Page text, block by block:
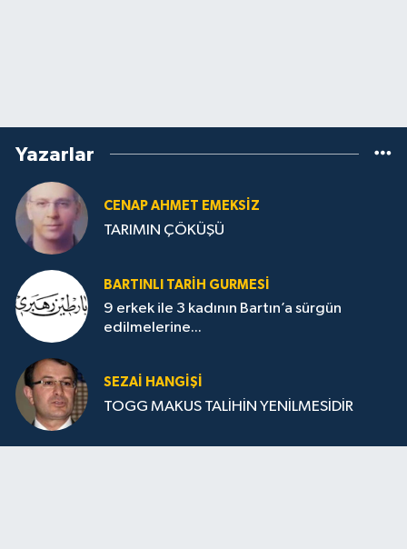
Yazarlar
CENAP AHMET EMEKSİZ
TARIMIN ÇÖKÜŞÜ
BARTINLI TARIH GURMESI
9 erkek ile 3 kadının Bartın’a sürgün
edilmelerine...
SEZAI HANGİŞİ
TOGG MAKUS TALİHİN YENİLMESİDİR